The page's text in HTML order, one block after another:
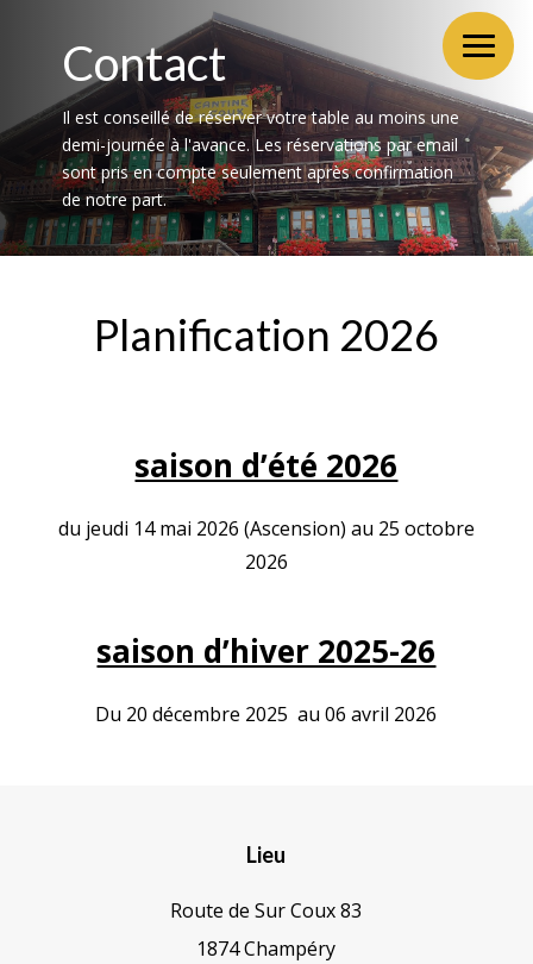
Contact
Il est conseillé de réserver votre table au moins une
demi-journée à l'avance. Les réservations par email
sont pris en compte seulement après confirmation
de notre part.
Planification 2026
saison d’été 2026
du jeudi 14 mai 2026 (Ascension) au 25 octobre
2026
saison d’hiver 2025-26
Du 20 décembre 2025 au 06 avril 2026
Lieu
Route de Sur Coux 83
1874 Champéry